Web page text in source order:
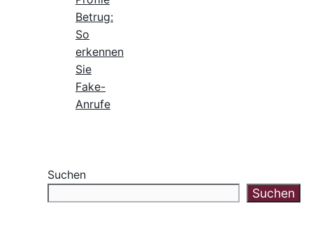
Betrug:
So
erkennen
Sie
Fake-
Anrufe
Suchen
Suchen